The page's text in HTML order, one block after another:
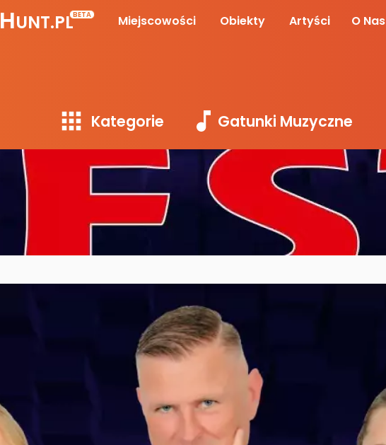
HUNT.PLBETA Miejscowości Obiekty Artyści O Nas
Kategorie Gatunki Muzyczne